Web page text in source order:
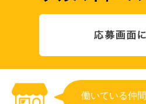
働いている仲